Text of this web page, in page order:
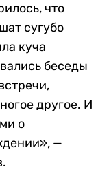
что
сугубо
куча
беседы
другое. И
о
—